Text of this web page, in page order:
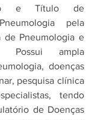
e Título de
pela
de Pneumologia e
Possui ampla
doenças
pesquisa clínica
tendo
de Doenças